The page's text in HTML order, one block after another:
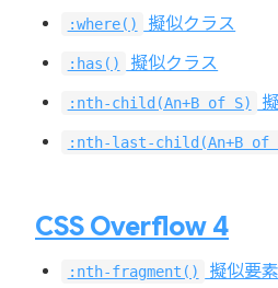
:where() 擬似クラス
:has() 擬似クラス
:nth-child(An+B of S)
:nth-last-child(An+B of
CSS Overflow 4
:nth-fragment() 擬似要素